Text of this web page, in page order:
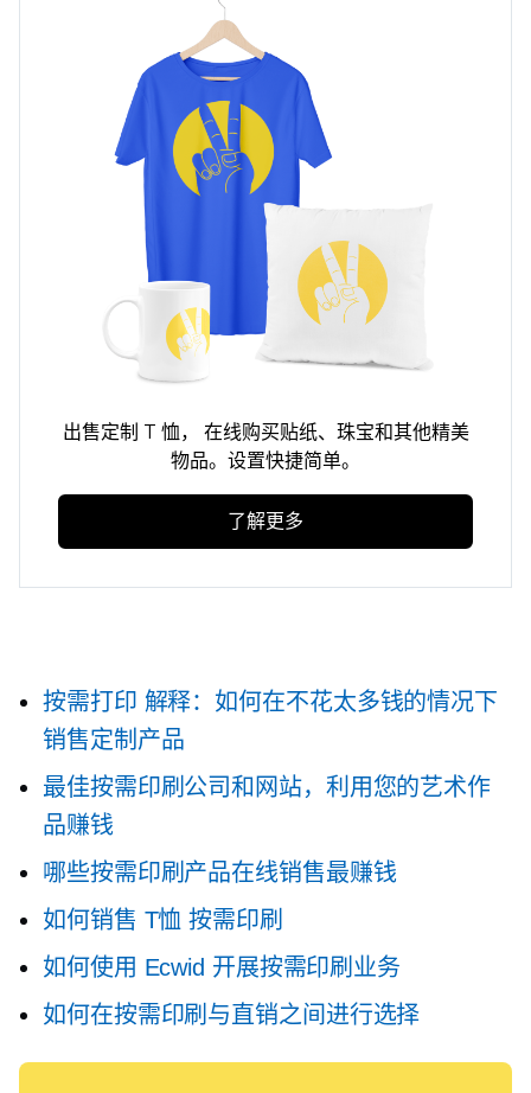
出售定制 T 恤，
在线购买贴纸、珠宝和其他精美
物品。设置快捷简单。
了解更多
按需打印 解释：如何在不花太多钱的情况下
销售定制产品
最佳按需印刷公司和网站，利用您的艺术作
品赚钱
哪些按需印刷产品在线销售最赚钱
如何销售 T恤 按需印刷
如何使用 Ecwid 开展按需印刷业务
如何在按需印刷与直销之间进行选择